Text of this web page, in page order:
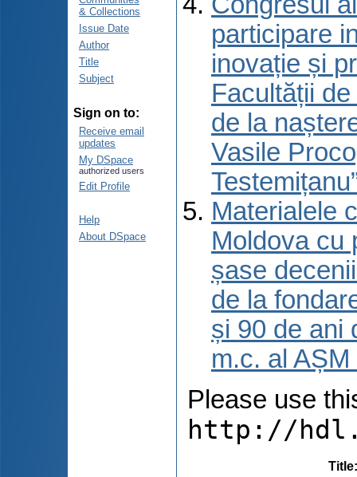
& Collections
Issue Date
Author
Title
Subject
Sign on to:
Receive email
updates
My DSpace
authorized users
Edit Profile
Help
About DSpace
participare
inovație și
Facultății
de la
Vasile
Materialele
Moldova cu
șase
de la
și 90 de ani
m.c. al
Please use
http://
Title